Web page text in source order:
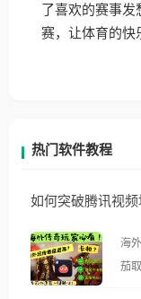
了喜欢的赛事发
赛，让体育的快
热门软件教程
如何突破腾讯视频
海
茄取消海